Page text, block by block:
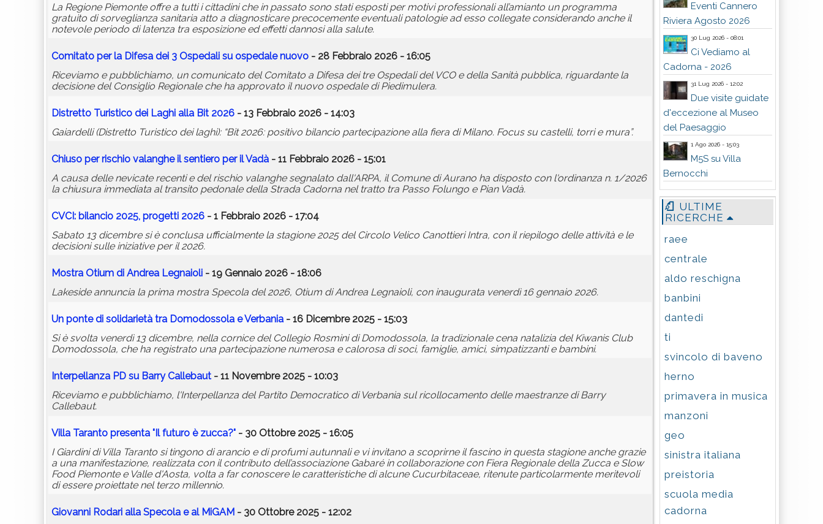
La Regione Piemonte offre a tutti i cittadini che in passato sono stati esposti per motivi professionali all’amianto un programma
gratuito di sorveglianza sanitaria atto a diagnosticare precocemente eventuali patologie ad esso collegate considerando anche il
notevole periodo di latenza tra esposizione ed effetti dannosi alla salute.
Comitato per la Difesa dei 3 Ospedali su ospedale nuovo - 28 Febbraio 2026 - 16:05
Riceviamo e pubblichiamo, un comunicato del Comitato a Difesa dei tre Ospedali del VCO e della Sanità pubblica, riguardante la
decisione del Consiglio Regionale che ha approvato il nuovo ospedale di Piedimulera.
Distretto Turistico dei Laghi alla Bit 2026 - 13 Febbraio 2026 - 14:03
Gaiardelli (Distretto Turistico dei laghi): “Bit 2026: positivo bilancio partecipazione alla fiera di Milano. Focus su castelli, torri e mura”.
Chiuso per rischio valanghe il sentiero per il Vadà - 11 Febbraio 2026 - 15:01
A causa delle nevicate recenti e del rischio valanghe segnalato dall'ARPA, il Comune di Aurano ha disposto con l'ordinanza n. 1/2026
la chiusura immediata al transito pedonale della Strada Cadorna nel tratto tra Passo Folungo e Pian Vadà.
CVCI: bilancio 2025, progetti 2026 - 1 Febbraio 2026 - 17:04
Sabato 13 dicembre si è conclusa ufficialmente la stagione 2025 del Circolo Velico Canottieri Intra, con il riepilogo delle attività e le
decisioni sulle iniziative per il 2026.
Mostra Otium di Andrea Legnaioli - 19 Gennaio 2026 - 18:06
Lakeside annuncia la prima mostra Specola del 2026, Otium di Andrea Legnaioli, con inaugurata venerdì 16 gennaio 2026.
Un ponte di solidarietà tra Domodossola e Verbania - 16 Dicembre 2025 - 15:03
Si è svolta venerdì 13 dicembre, nella cornice del Collegio Rosmini di Domodossola, la tradizionale cena natalizia del Kiwanis Club
Domodossola, che ha registrato una partecipazione numerosa e calorosa di soci, famiglie, amici, simpatizzanti e bambini.
Interpellanza PD su Barry Callebaut - 11 Novembre 2025 - 10:03
Riceviamo e pubblichiamo, l'Interpellanza del Partito Democratico di Verbania sul ricollocamento delle maestranze di Barry
Callebaut.
Villa Taranto presenta "Il futuro è zucca?" - 30 Ottobre 2025 - 16:05
I Giardini di Villa Taranto si tingono di arancio e di profumi autunnali e vi invitano a scoprirne il fascino in questa stagione anche grazie
a una manifestazione, realizzata con il contributo dell’associazione Gabaré in collaborazione con Fiera Regionale della Zucca e Slow
Food Piemonte e Valle d'Aosta, volta a far conoscere le caratteristiche di alcune Cucurbitaceae, ritenute particolarmente meritevoli
di essere proiettate nel terzo millennio.
Giovanni Rodari alla Specola e al MiGAM - 30 Ottobre 2025 - 12:02
Eventi Cannero
Riviera Agosto 2026
30 Lug 2026 - 08:01
Ci Vediamo al
Cadorna - 2026
31 Lug 2026 - 12:02
Due visite guidate
d'eccezione al Museo
del Paesaggio
1 Ago 2026 - 15:03
M5S su Villa
Bernocchi
ULTIME
RICERCHE
raee
centrale
aldo reschigna
banbini
dantedi
ti
svincolo di baveno
herno
primavera in musica
manzoni
geo
sinistra italiana
preistoria
scuola media
cadorna